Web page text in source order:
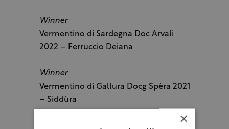
Winner
Vermentino di Sardegna Doc Arvali
2022 – Ferruccio Deiana
Winner
Vermentino di Gallura Docg Spèra 2021
– Siddùra
×